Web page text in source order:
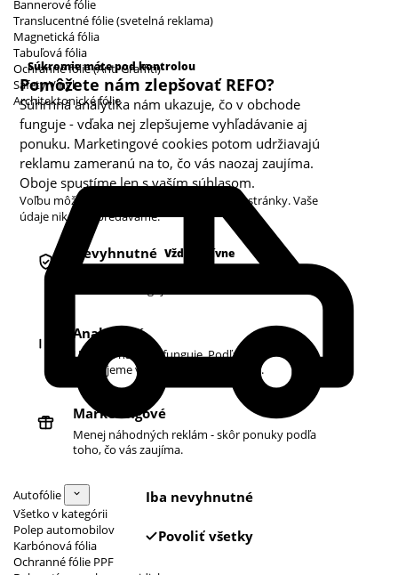
Bannerové fólie
Translucentné fólie (svetelná reklama)
Magnetická fólia
Tabuľová fólia
Ochranné fólie (Anti Graffiti)
Safety Vinyl
Architektonické fólie
Autofólie
Všetko v kategórii
Polep automobilov
Karbónová fólia
Ochranné fólie PPF
Súkromie máte pod kontrolou
Pomôžete nám zlepšovať REFO?
Súhrnná analytika nám ukazuje, čo v obchode
funguje - vďaka nej zlepšujeme vyhľadávanie aj
ponuku. Marketingové cookies potom udržiavajú
reklamu zameranú na to, čo vás naozaj zaujíma.
Oboje spustíme len s vaším súhlasom.
Voľbu môžete kedykoľvek zmeniť v pätičke stránky. Vaše
údaje nikdy nepredávame.
Kategórie cookies
Nevyhnutné Vždy aktívne
Analytické
Ukazujú nám, čo funguje. Podľa toho
zlepšujeme vyhľadávanie aj ponuku.
Marketingové
Menej náhodných reklám - skôr ponuky podľa
toho, čo vás zaujíma.
Iba nevyhnutné
Povoliť všetky